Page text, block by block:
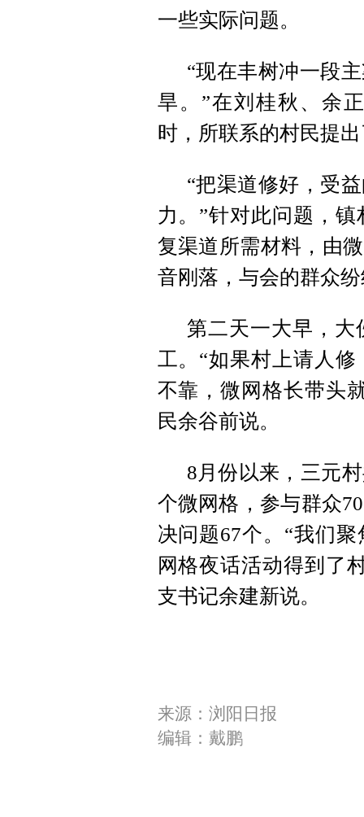
一些实际问题。
“现在丰树冲一段
旱。”在刘桂秋、余
时，所联系的村民提
“把渠道修好，受
力。”针对此问题，
复渠道所需材料，由
音刚落，与会的群众
第二天一大早，
工。“如果村上请人
不靠，微网格长带头
民余谷前说。
8月份以来，三元
个微网格，参与群众
决问题67个。“我们
网格夜话活动得到了
支书记余建新说。
来源：浏阳日报
编辑：戴鹏